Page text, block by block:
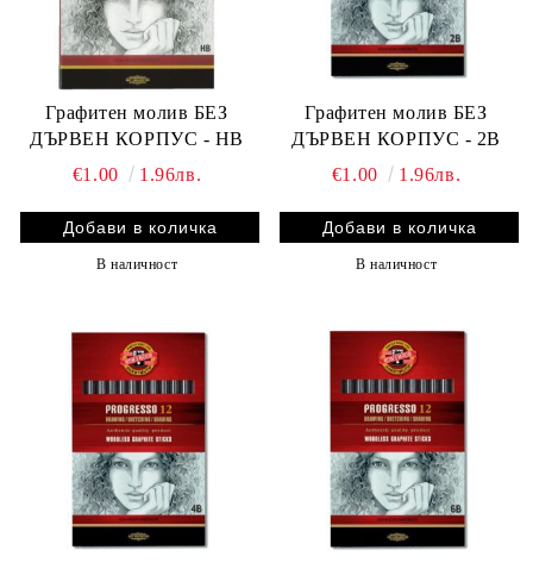
Графитен молив БЕЗ
ДЪРВЕН КОРПУС - HB
€1.00
1.96лв.
В наличност
Графитен молив БЕЗ
ДЪРВЕН КОРПУС - 2B
€1.00
1.96лв.
В наличност